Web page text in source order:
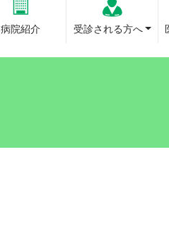
病院紹介 受診される方へ